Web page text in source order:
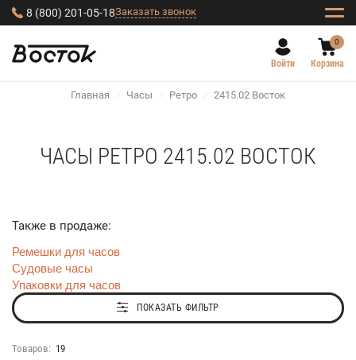
8 (800) 201-05-18Заказать звонок
Войти
0
Корзина
Главная / Часы / Ретро / 2415.02 Восток
ЧАСЫ РЕТРО 2415.02 ВОСТОК
Также в продаже:
Ремешки для часов
Судовые часы
Упаковки для часов
ПОКАЗАТЬ ФИЛЬТР
Товаров: 19